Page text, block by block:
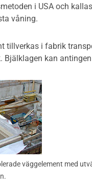
i USA och
våning.
tillverkas i fabrik
Bjälklagen kan
väggelement med